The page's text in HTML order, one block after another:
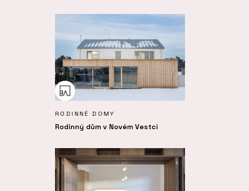
RODINNÉ DOMY
Rodinný dům v Novém Vestci